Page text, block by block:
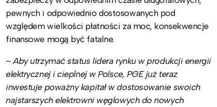
pewnych i odpowiednio dostosowanych pod
względem wielkości płatności za moc, konsekwencje
finansowe mogą być fatalne.
–Aby utrzymać status lidera rynku w produkcji energii
elektrycznej i cieplnej w Polsce, PGE już teraz
inwestuje poważny kapitał w dostosowanie swoich
najstarszych elektrowni węglowych do nowych